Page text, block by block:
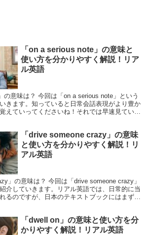
「on a serious note」の意味と
使い方を分かりやすく解説！リア
ル英語
の意味は？ 今回は「on a serious note」という
きます。知っていると日常会話表現がより豊か
えていってくださいね！それでは早速見ていき
「drive someone crazy」の意味
と使い方を分かりやすく解説！リ
アル英語
」の意味は？ 今回は「drive someone crazy」
介していきます。リアル英語では、日常的に当
るのですが、日本のテキストブックにはまず登
「dwell on」の意味と使い方を分
かりやすく解説！リアル英語